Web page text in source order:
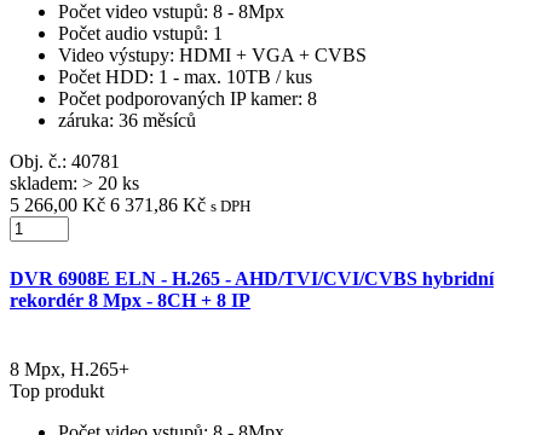
Počet video vstupů: 8 - 8Mpx
Počet audio vstupů: 1
Video výstupy: HDMI + VGA + CVBS
Počet HDD: 1 - max. 10TB / kus
Počet podporovaných IP kamer: 8
záruka: 36 měsíců
Obj. č.: 40781
skladem: > 20 ks
5 266,00 Kč 6 371,86 Kč s DPH
DVR 6908E ELN - H.265 - AHD/TVI/CVI/CVBS hybridní
rekordér 8 Mpx - 8CH + 8 IP
8 Mpx, H.265+
Top produkt